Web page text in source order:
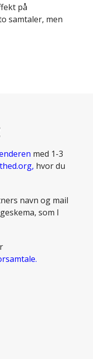
på
samtaler, men
med 1-3
hvor du
navn og mail
som I